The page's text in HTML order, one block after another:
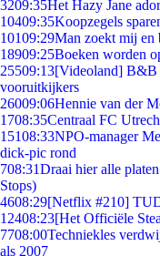
3209:35Het Hazy Jane
10409:35Koopzegels
10109:29Man zoekt mij en
18909:25Boeken worden
25509:13[Videoland] B&B
vooruitkijkers
26009:06Hennie van der
1708:35Centraal FC
15108:33NPO-manager
dick-pic rond
708:31Draai hier alle
Stops)
4608:29[Netflix #210]
12408:23[Het Officiële
7708:00Techniekles
als 2007